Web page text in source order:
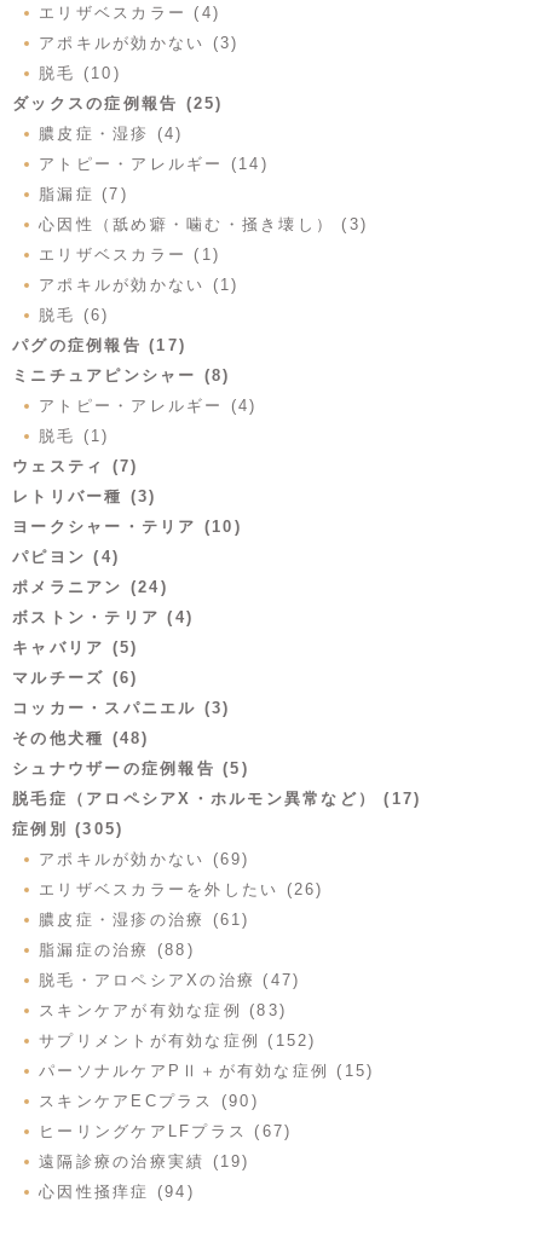
エリザベスカラー (4)
アポキルが効かない (3)
脱毛 (10)
ダックスの症例報告 (25)
膿皮症・湿疹 (4)
アトピー・アレルギー (14)
脂漏症 (7)
心因性（舐め癖・噛む・掻き壊し） (3)
エリザベスカラー (1)
アポキルが効かない (1)
脱毛 (6)
パグの症例報告 (17)
ミニチュアピンシャー (8)
アトピー・アレルギー (4)
脱毛 (1)
ウェスティ (7)
レトリバー種 (3)
ヨークシャー・テリア (10)
パピヨン (4)
ポメラニアン (24)
ボストン・テリア (4)
キャバリア (5)
マルチーズ (6)
コッカー・スパニエル (3)
その他犬種 (48)
シュナウザーの症例報告 (5)
脱毛症（アロペシアX・ホルモン異常など） (17)
症例別 (305)
アポキルが効かない (69)
エリザベスカラーを外したい (26)
膿皮症・湿疹の治療 (61)
脂漏症の治療 (88)
脱毛・アロペシアXの治療 (47)
スキンケアが有効な症例 (83)
サプリメントが有効な症例 (152)
パーソナルケアPⅡ＋が有効な症例 (15)
スキンケアECプラス (90)
ヒーリングケアLFプラス (67)
遠隔診療の治療実績 (19)
心因性掻痒症 (94)